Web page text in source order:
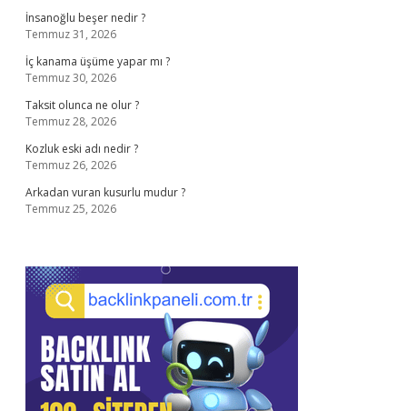
İnsanoğlu beşer nedir ?
Temmuz 31, 2026
İç kanama üşüme yapar mı ?
Temmuz 30, 2026
Taksit olunca ne olur ?
Temmuz 28, 2026
Kozluk eski adı nedir ?
Temmuz 26, 2026
Arkadan vuran kusurlu mudur ?
Temmuz 25, 2026